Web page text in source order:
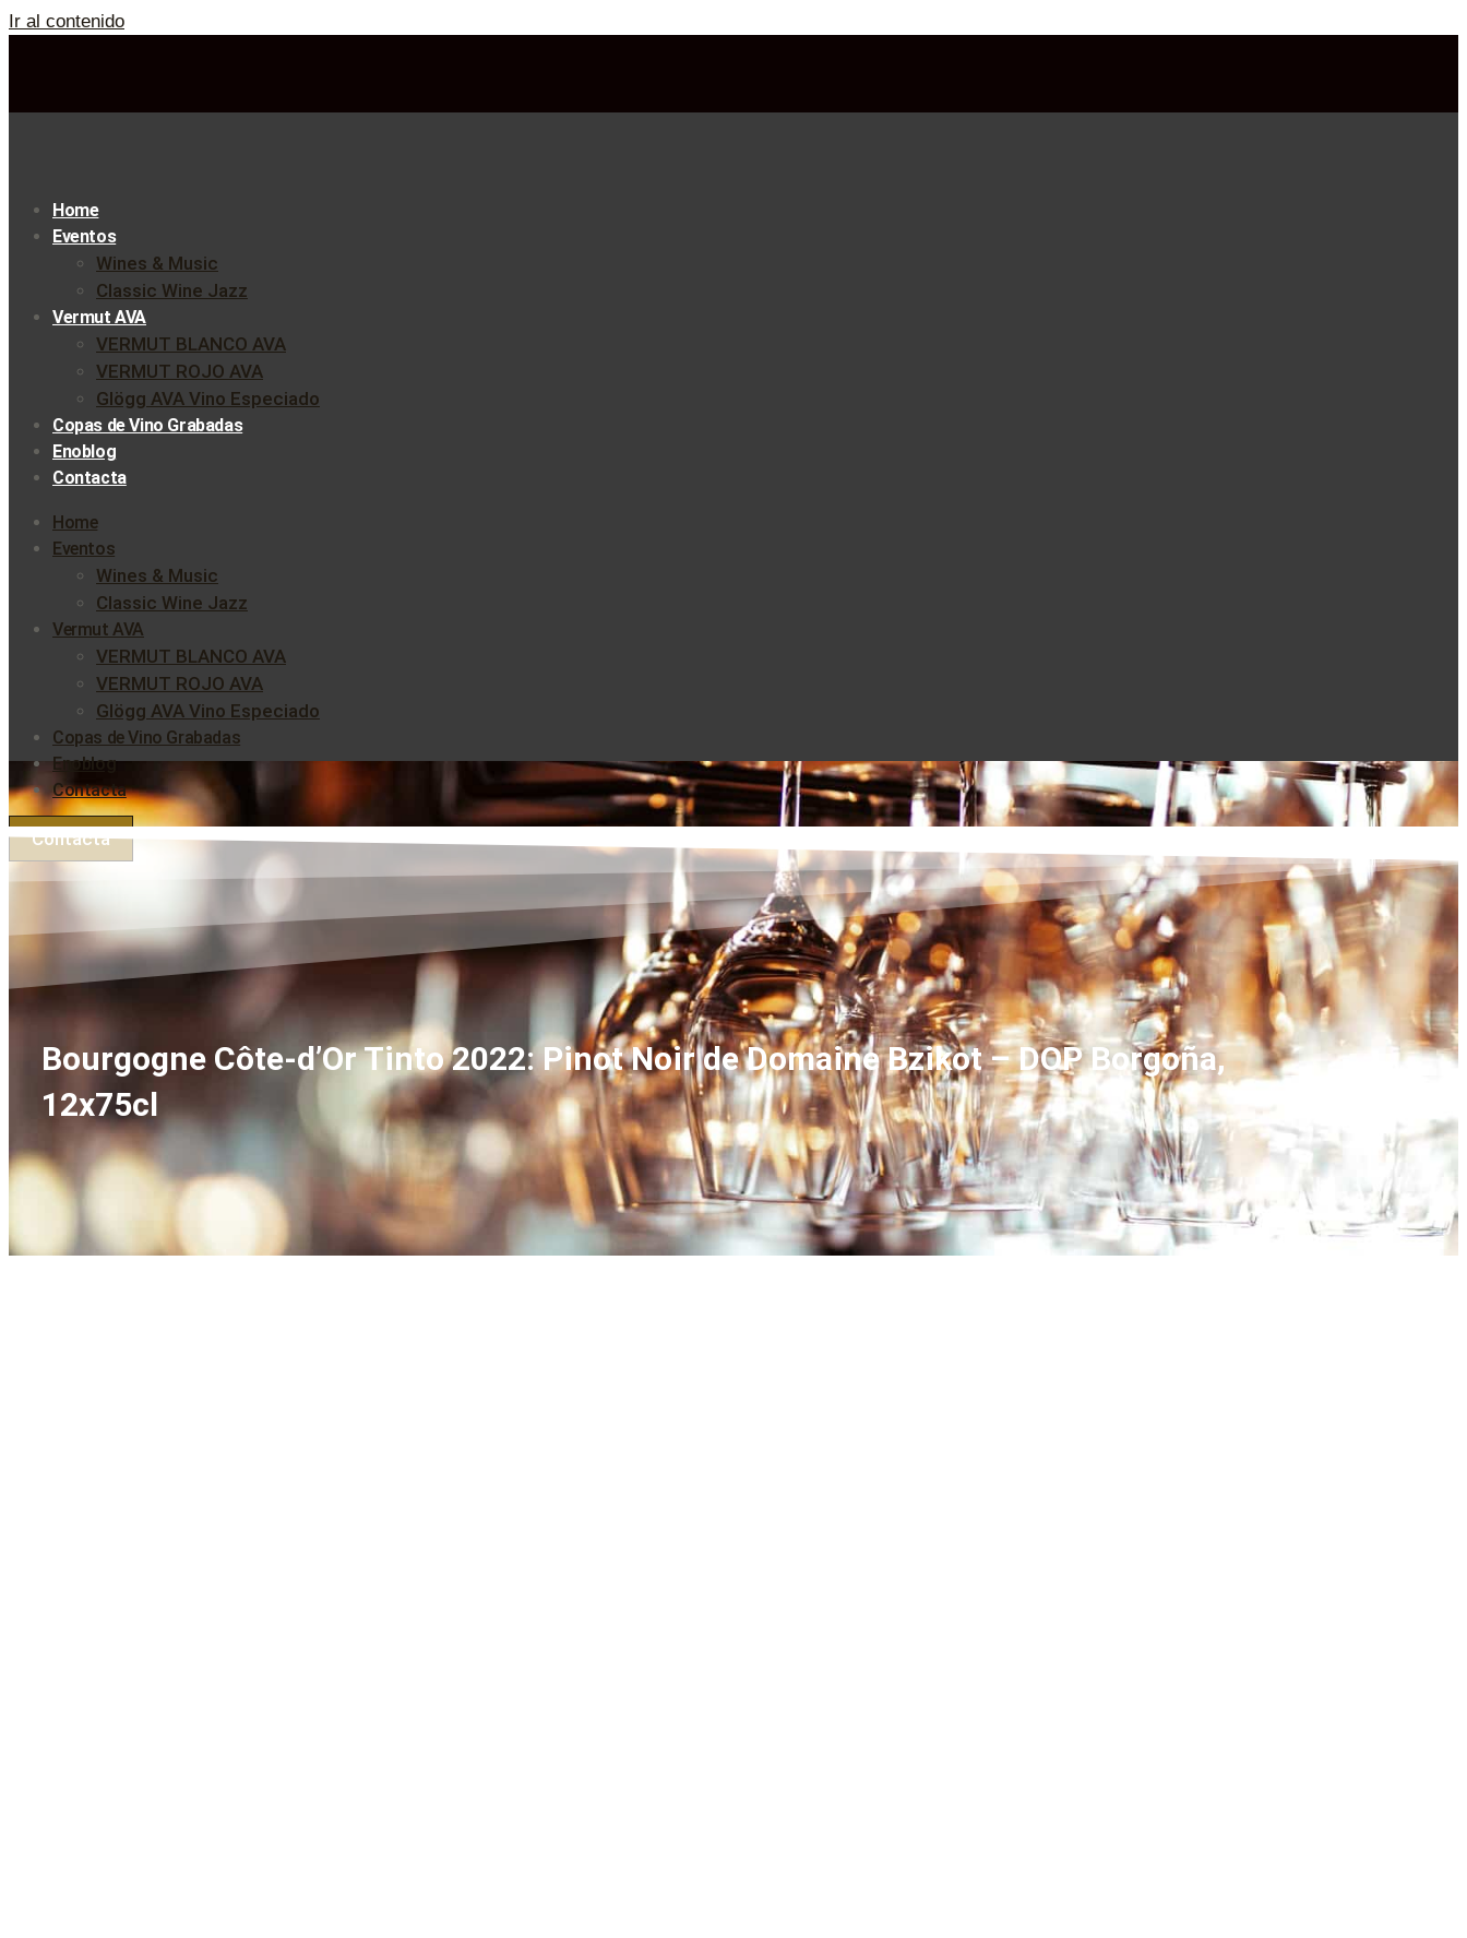
Ir al contenido
Home
Eventos
Wines & Music
Classic Wine Jazz
Vermut AVA
VERMUT BLANCO AVA
VERMUT ROJO AVA
Glögg AVA Vino Especiado
Copas de Vino Grabadas
Enoblog
Contacta
Home
Eventos
Wines & Music
Classic Wine Jazz
Vermut AVA
VERMUT BLANCO AVA
VERMUT ROJO AVA
Glögg AVA Vino Especiado
Copas de Vino Grabadas
Enoblog
Contacta
Contacta
Bourgogne Côte-d’Or Tinto 2022: Pinot Noir de Domaine Bzikot – DOP Borgoña,
12x75cl